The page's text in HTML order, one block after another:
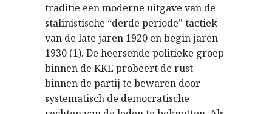
traditie een moderne uitgave van de
stalinistische “derde periode” tactiek
van de late jaren 1920 en begin jaren
1930 (1). De heersende politieke groep
binnen de KKE probeert de rust
binnen de partij te bewaren door
systematisch de democratische